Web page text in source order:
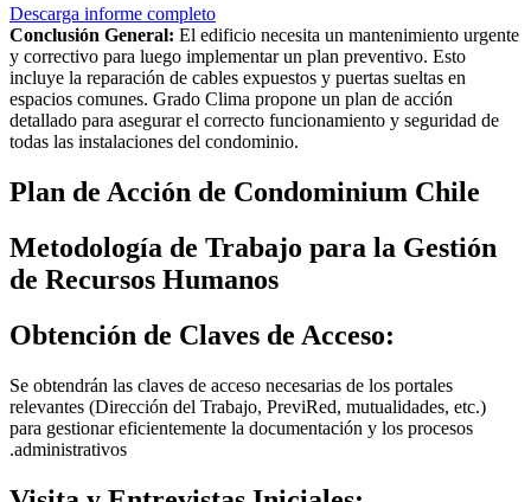
Descarga informe completo
Conclusión General: El edificio necesita un mantenimiento urgente
y correctivo para luego implementar un plan preventivo. Esto
incluye la reparación de cables expuestos y puertas sueltas en
espacios comunes. Grado Clima propone un plan de acción
detallado para asegurar el correcto funcionamiento y seguridad de
todas las instalaciones del condominio.
Plan de Acción de Condominium Chile
Metodología de Trabajo para la Gestión
de Recursos Humanos
Obtención de Claves de Acceso:
Se obtendrán las claves de acceso necesarias de los portales
relevantes (Dirección del Trabajo, PreviRed, mutualidades, etc.)
para gestionar eficientemente la documentación y los procesos
.administrativos